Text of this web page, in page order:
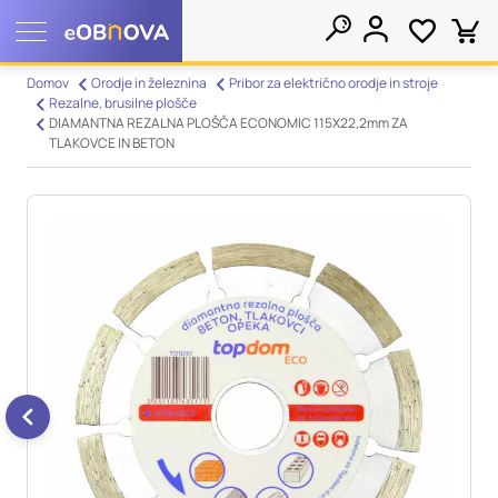
Domov Orodje in železnina
Pribor za električno orodje in stroje
Rezalne, brusilne plošče
DIAMANTNA REZALNA PLOŠČA ECONOMIC 115X22,2mm ZA
TLAKOVCE IN BETON
Nastavitve piškotkov
Vaša zasebnost
nastavitve, vašo napravo ali pa skrbijo, da vaše spletno mesto
deluje v skladu z vašimi pričakovanji. Te informacije običajno
ne razkrivajo neposredno vaše identitete, vendar vam lahko
zagotovijo bolj prilagojeno spletno uporabniško izkušnjo.
Nekatere vrste piškotkov lahko zavrnete. Klikajte različna
imena kategorij, da si ogledate več informacij in spremenite
privzete nastavitve. Blokiranje določenih vrst piškotkov vpliva
na vašo uporabo tega spletnega mesta in naše storitve.
informacij
Obvezni piškotki
Vedno aktivni